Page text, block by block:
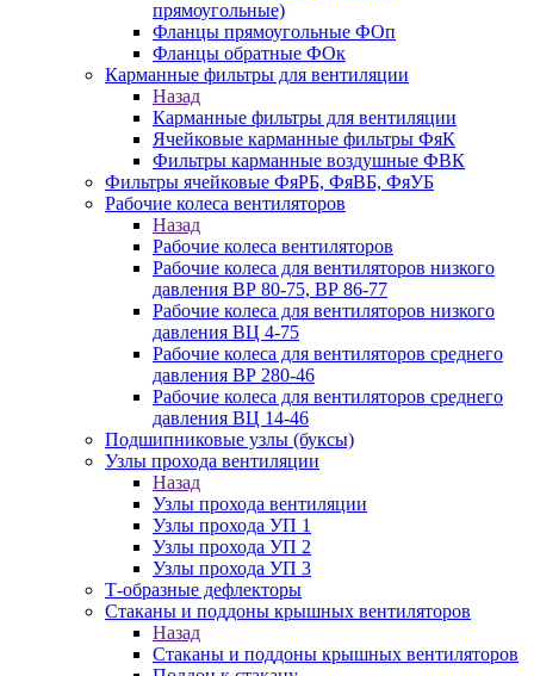
прямоугольные)
Фланцы прямоугольные ФОп
Фланцы обратные ФОк
Карманные фильтры для вентиляции
Назад
Карманные фильтры для вентиляции
Ячейковые карманные фильтры ФяК
Фильтры карманные воздушные ФВК
Фильтры ячейковые ФяРБ, ФяВБ, ФяУБ
Рабочие колеса вентиляторов
Назад
Рабочие колеса вентиляторов
Рабочие колеса для вентиляторов низкого
давления ВР 80-75, ВР 86-77
Рабочие колеса для вентиляторов низкого
давления ВЦ 4-75
Рабочие колеса для вентиляторов среднего
давления ВР 280-46
Рабочие колеса для вентиляторов среднего
давления ВЦ 14-46
Подшипниковые узлы (буксы)
Узлы прохода вентиляции
Назад
Узлы прохода вентиляции
Узлы прохода УП 1
Узлы прохода УП 2
Узлы прохода УП 3
Т-образные дефлекторы
Стаканы и поддоны крышных вентиляторов
Назад
Стаканы и поддоны крышных вентиляторов